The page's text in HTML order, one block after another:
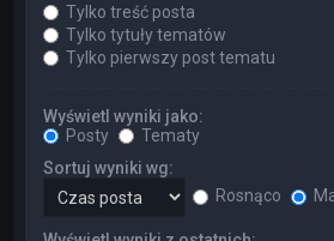
Tylko treść posta
Tylko tytuły tematów
Tylko pierwszy post tematu
Wyświetl wyniki jako:
Posty
Tematy
Sortuj wyniki wg:
Rosnąco